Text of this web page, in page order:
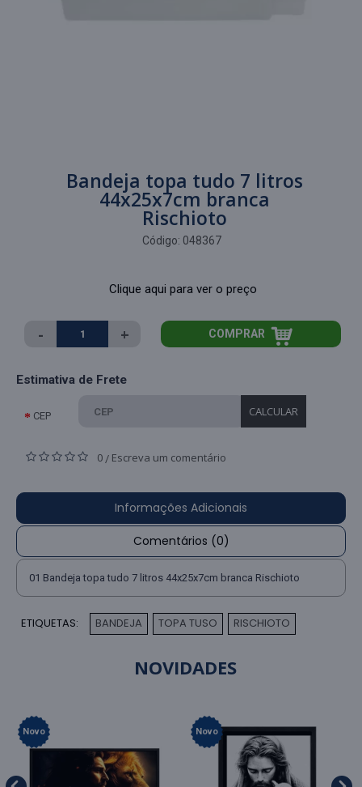
Bandeja topa tudo 7 litros
44x25x7cm branca
Rischioto
Código: 048367
Clique aqui para ver o preço
- + COMPRAR
Estimativa de Frete
CEP CALCULAR
0 / Escreva um comentário
Informações Adicionais
Comentários (0)
01 Bandeja topa tudo 7 litros 44x25x7cm branca Rischioto
ETIQUETAS: BANDEJA TOPA TUSO RISCHIOTO
NOVIDADES
Novo Novo